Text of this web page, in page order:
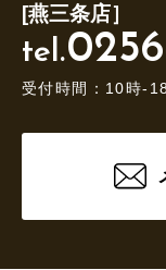
[燕三条店］
tel.
受付時間：10時-